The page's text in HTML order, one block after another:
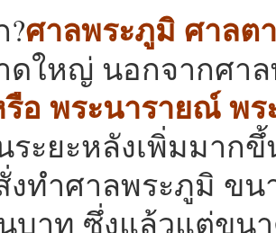
ศาลพระภูมิ ศาลต
ดใหญ่ นอกจากศา
อ พระนารายณ์ พร
ระยะหลังเพิ่มมาก
งทำศาลพระภูมิ ข
บาท ซึ่งแล้วแต่ขน